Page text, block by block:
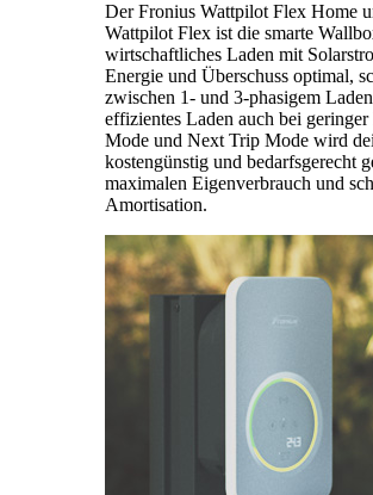
Der Fronius Wattpilot Flex Home
Wattpilot Flex ist die smarte
wirtschaftliches Laden mit
Energie und Überschuss optimal,
zwischen 1- und 3-phasigem
effizientes Laden auch bei
Mode und Next Trip Mode wird
kostengünstig und bedarfsgerecht
maximalen Eigenverbrauch und
Amortisation.